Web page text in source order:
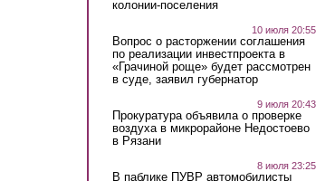
колонии-поселения
10 июля 20:55
Вопрос о расторжении соглашения
по реализации инвестпроекта в
«Грачиной роще» будет рассмотрен
в суде, заявил губернатор
9 июля 20:43
Прокуратура объявила о проверке
воздуха в микрорайоне Недостоево
в Рязани
8 июля 23:25
В паблике ПУВР автомобилисты